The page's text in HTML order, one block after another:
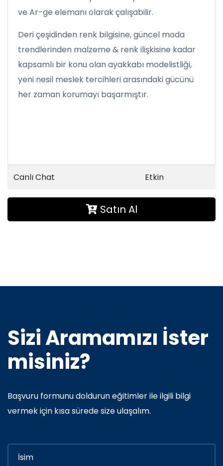
ve Ar-ge elemanı olarak çalışabilir.
Deri çeşidinden renk bilgisine, güncel moda
trendlerinden malzeme & renk ilişkisine kadar
kapsamlı bir konu olan ayakkabı modelistliği,
yeni nesil meslek tercihleri arasındaki gücünü
her zaman korumayı başarmıştır.
Canlı Chat Etkin
Satın Al
Sizi Aramamızı İster
misiniz?
Başvuru formunu doldurun eğitimler ile ilgili bilgi
vermek için kısa sürede size ulaşalım.